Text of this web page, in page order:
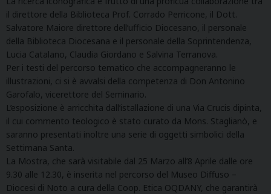
il direttore della Biblioteca Prof. Corrado Perricone, il Dott.
Salvatore Maiore direttore dell’ufficio Diocesano, il personale
della Biblioteca Diocesana e il personale della Soprintendenza,
Lucia Catalano, Claudia Giordano e Salvina Terranova.
Per i testi del percorso tematico che accompagneranno le
illustrazioni, ci si è avvalsi della competenza di Don Antonino
Garofalo, vicerettore del Seminario.
L’esposizione è arricchita dall’istallazione di una Via Crucis dipinta,
il cui commento teologico è stato curato da Mons. Staglianò, e
saranno presentati inoltre una serie di oggetti simbolici della
Settimana Santa.
La Mostra, che sarà visitabile dal 25 Marzo all’8 Aprile dalle ore
9.30 alle 12.30, è inserita nel percorso del Museo Diffuso –
Diocesi di Noto a cura della Coop. Etica OQDANY, che garantirà